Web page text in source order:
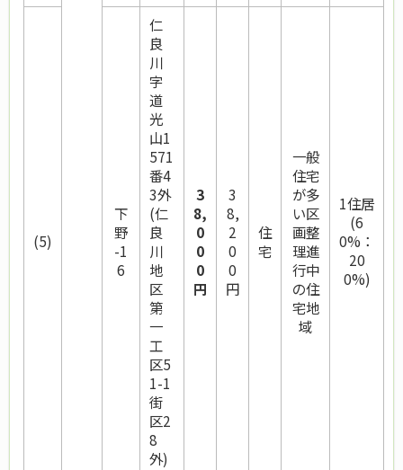
(5)
下
野
-1
6
仁
良
川
字
道
光
山1
571
番4
3外
(仁
良
川
地
区
第
一
工
区5
1-1
街
区2
8
外)
3
8,
0
0
0
円
3
8,
2
0
0
円
住
宅
一般
住宅
が多
い区
画整
理進
行中
の住
宅地
域
1住居
(6
0%：
20
0%)